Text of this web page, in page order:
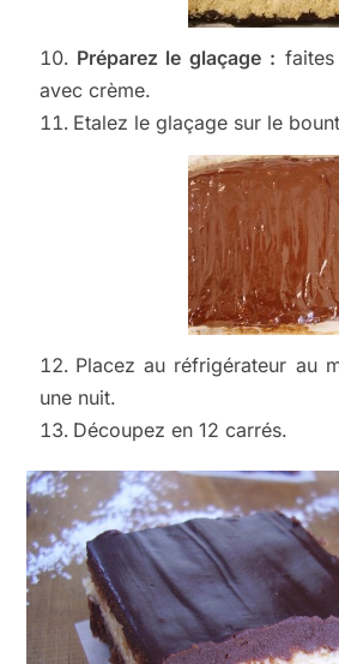
Préparez le glaçage :
avec crème.
Etalez le glaçage sur le
Placez au réfrigérateur au
une nuit.
Découpez en 12 carrés.